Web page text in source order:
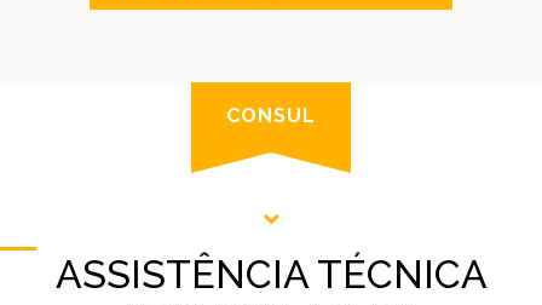
CONSUL
ASSISTÊNCIA TÉCNICA